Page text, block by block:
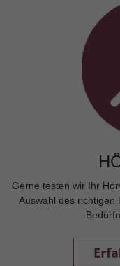
Gerne testen wir Ihr
Auswahl des richtigen